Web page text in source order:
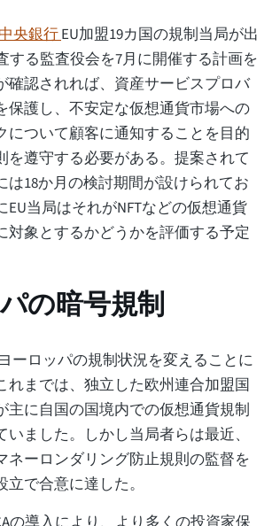
央銀行EU加盟19カ国の規制当局が出
する監査役会を7月に開催する計画を
確認されれば、資産サービスプロバ
保護し、不安定な仮想通貨市場への
について顧客に通知することを目的
を遵守する必要がある。提案されて
は18か月の検討期間が設けられてお
EU当局はそれがNFTなどの仮想通貨
対象とするかどうかを評価する予定
の暗号規制
ーロッパの規制状況を変えることに
れまでは、独立した欧州連合加盟国
主に自国の国境内での仮想通貨規制
ました。しかし当局者らは最近、
ネーロンダリング防止規則の監督を
で合意に達した。